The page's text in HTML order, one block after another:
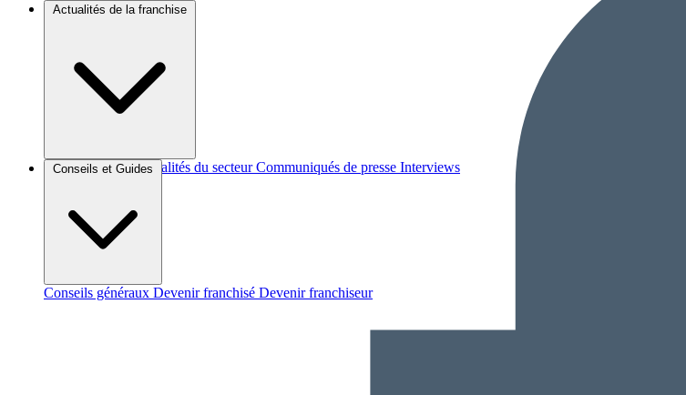
Actualités de la franchise
Brèves et actus Actualités du secteur Communiqués de presse Interviews
Conseils et Guides
Conseils généraux Devenir franchisé Devenir franchiseur